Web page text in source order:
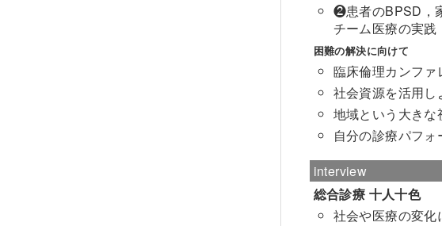
❷患者のBPSD，
チーム医療の実践
困難の解決に向けて
臨床倫理カンファ
社会資源を活用し
地域という大きな
自分の診療パフ
interview
総合診療 十人十色
社会や医療の変化